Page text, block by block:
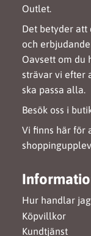
Outlet.
Det betyder att
och
Oavsett om du
strävar vi efter
ska passa alla.
Besök oss i
Vi finns här för
Hur handlar
Köpvillkor
Kundtjänst